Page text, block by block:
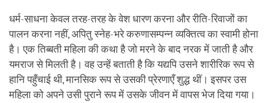
धर्म-साधना केवल तरह-तरह के वेश धारण करना और रीति-रिवाजों का
पालन करना नहीं, अपितु स्नेह-भरे करुणासम्पन्न व्यक्तित्व का स्वामी होना
है। एक तिब्बती महिला की कथा है जो मरने के बाद नरक में जाती है और
यमराज से मिलती है। वह उन्हें बताती है कि यद्यपि उसने शारीरिक रूप से
हानि पहुँचाई थी, मानसिक रूप से उसकी प्रेरणाएँ शुद्ध थीं। इसपर उस
महिला को अपने उसी पुराने रूप में उसके जीवन में वापस भेज दिया गया।